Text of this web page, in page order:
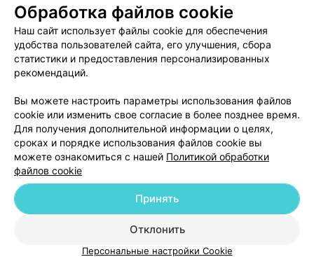
Пользовательское соглашение
Способы оплаты
Вакансии
Партнеры
Написать руководителю 103.by
Обработка персональных данных
© 2026 ООО «Артокс Лаб», УНП 191700409
| 220012, Республика Беларусь,
г. Минск, улица Толбухина, 2, пом. 16 | help@103.by
Служба поддержки +375 291212755
Обработка файлов cookie
Наш сайт использует файлы cookie для обеспечения
удобства пользователей сайта, его улучшения, сбора
статистики и предоставления персонализированных
рекомендаций.
Вы можете настроить параметры использования файлов
cookie или изменить свое согласие в более позднее время.
Для получения дополнительной информации о целях,
сроках и порядке использования файлов cookie вы
можете ознакомиться с нашей Политикой обработки
файлов cookie
Отклонить
Принять
Персональные настройки Cookie